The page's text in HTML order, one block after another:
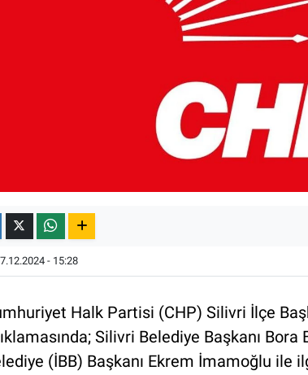
- 15:28
Halk Partisi (CHP) Silivri İlçe
Silivri Belediye Başkanı
(İBB) Başkanı Ekrem İmamoğlu ile